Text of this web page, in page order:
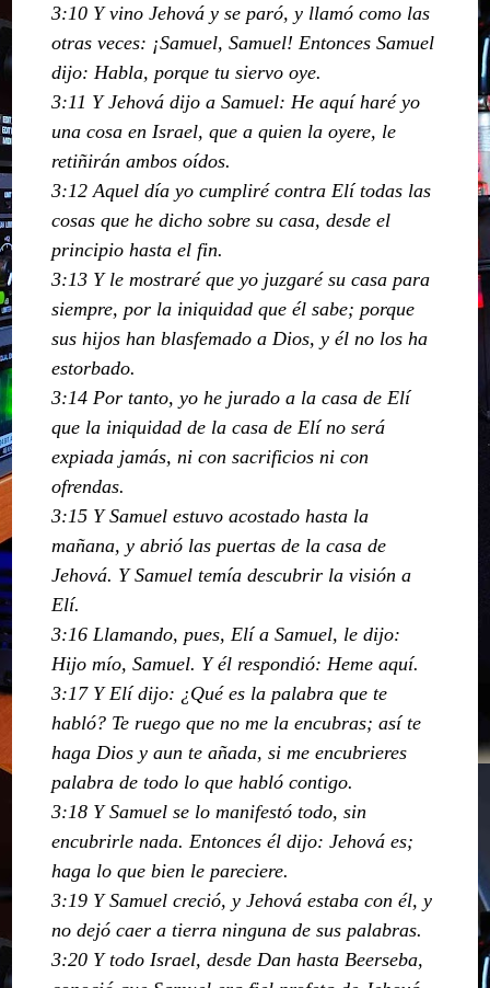
3:10 Y vino Jehová y se paró, y llamó como las
otras veces: ¡Samuel, Samuel! Entonces Samuel
dijo: Habla, porque tu siervo oye.
3:11 Y Jehová dijo a Samuel: He aquí haré yo
una cosa en Israel, que a quien la oyere, le
retiñirán ambos oídos.
3:12 Aquel día yo cumpliré contra Elí todas las
cosas que he dicho sobre su casa, desde el
principio hasta el fin.
3:13 Y le mostraré que yo juzgaré su casa para
siempre, por la iniquidad que él sabe; porque
sus hijos han blasfemado a Dios, y él no los ha
estorbado.
3:14 Por tanto, yo he jurado a la casa de Elí
que la iniquidad de la casa de Elí no será
expiada jamás, ni con sacrificios ni con
ofrendas.
3:15 Y Samuel estuvo acostado hasta la
mañana, y abrió las puertas de la casa de
Jehová. Y Samuel temía descubrir la visión a
Elí.
3:16 Llamando, pues, Elí a Samuel, le dijo:
Hijo mío, Samuel. Y él respondió: Heme aquí.
3:17 Y Elí dijo: ¿Qué es la palabra que te
habló? Te ruego que no me la encubras; así te
haga Dios y aun te añada, si me encubrieres
palabra de todo lo que habló contigo.
3:18 Y Samuel se lo manifestó todo, sin
encubrirle nada. Entonces él dijo: Jehová es;
haga lo que bien le pareciere.
3:19 Y Samuel creció, y Jehová estaba con él, y
no dejó caer a tierra ninguna de sus palabras.
3:20 Y todo Israel, desde Dan hasta Beerseba,